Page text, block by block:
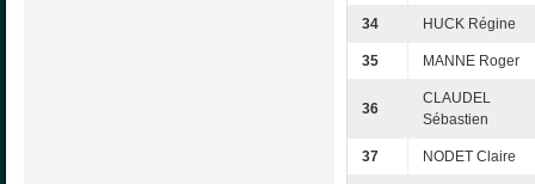
34 HUCK Régine
35 MANNE Roger
36
CLAUDEL
Sébastien
37 NODET Claire